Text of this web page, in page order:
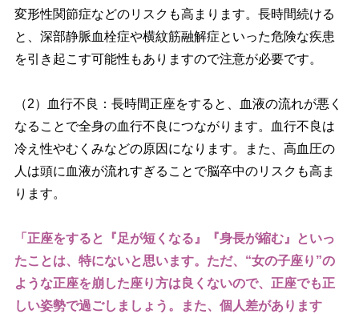
変形性関節症などのリスクも高まります。長時間続ける
と、深部静脈血栓症や横紋筋融解症といった危険な疾患
を引き起こす可能性もありますので注意が必要です。
（2）血行不良：長時間正座をすると、血液の流れが悪く
なることで全身の血行不良につながります。血行不良は
冷え性やむくみなどの原因になります。また、高血圧の
人は頭に血液が流れすぎることで脳卒中のリスクも高ま
ります。
「正座をすると『足が短くなる』『身長が縮む』といっ
たことは、特にないと思います。ただ、“女の子座り”の
ような正座を崩した座り方は良くないので、正座でも正
しい姿勢で過ごしましょう。また、個人差があります